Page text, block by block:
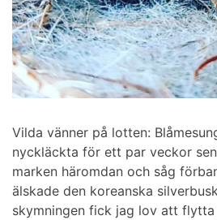
Vilda vänner på lotten:
nyckläckta för ett par veckor
marken häromdan och såg
älskade den koreanska
skymningen fick jag lov att